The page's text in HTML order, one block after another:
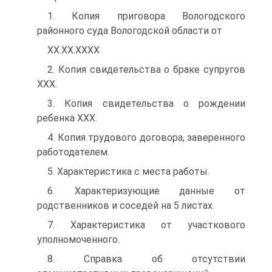
1. Копия приговора Вологодского
районного суда Вологодской области от
ХХ.ХХ.ХХХХ
2. Копия свидетельства о браке супругов
XXX.
3. Копия свидетельства о рождении
ребенка XXX.
4. Копия трудового договора, заверенного
работодателем.
5. Характеристика с места работы.
6. Характеризующие данные от
родственников и соседей на 5 листах.
7. Характеристика от участкового
уполномоченного.
8. Справка об отсутствии